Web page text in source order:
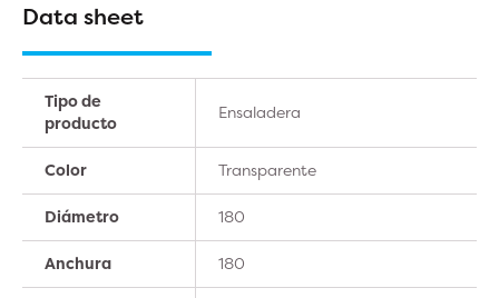
Data sheet
Tipo de
producto
Ensaladera
Color Transparente
Diámetro 180
Anchura 180